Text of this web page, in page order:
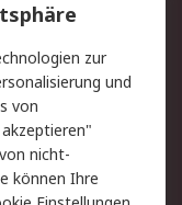
zur
und
von
nicht-
können Ihre